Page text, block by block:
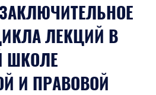
ЛЕКЦИЙ В
ШКОЛЕ
И ПРАВОВОЙ